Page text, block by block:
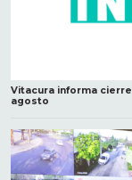
Vitacura informa
agosto